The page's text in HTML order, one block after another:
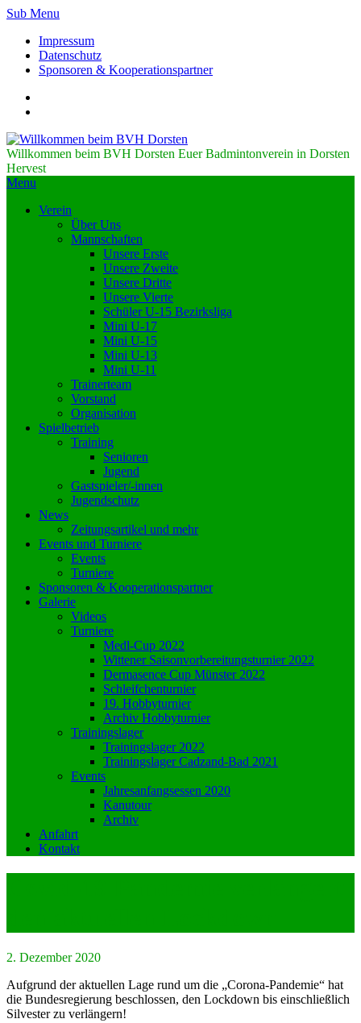
Sub Menu
Impressum
Datenschutz
Sponsoren & Kooperationspartner
Willkommen beim BVH Dorsten Euer Badmintonverein in Dorsten
Hervest
Menu
Verein
Über Uns
Mannschaften
Unsere Erste
Unsere Zweite
Unsere Dritte
Unsere Vierte
Schüler U-15 Bezirksliga
Mini U-17
Mini U-15
Mini U-13
Mini U-11
Trainerteam
Vorstand
Organisation
Spielbetrieb
Training
Senioren
Jugend
Gastspieler/-innen
Jugendschutz
News
Zeitungsartikel und mehr
Events und Turniere
Events
Turniere
Sponsoren & Kooperationspartner
Galerie
Videos
Turniere
Medl-Cup 2022
Wittener Saisonvorbereitungsturnier 2022
Dermasence Cup Münster 2022
Schleifchenturnier
19. Hobbyturnier
Archiv Hobbyturnier
Trainingslager
Trainingslager 2022
Trainingslager Cadzand-Bad 2021
Events
Jahresanfangsessen 2020
Kanutour
Archiv
Anfahrt
Kontakt
2. Dezember 2020
Aufgrund der aktuellen Lage rund um die „Corona-Pandemie“ hat
die Bundesregierung beschlossen, den Lockdown bis einschließlich
Silvester zu verlängern!